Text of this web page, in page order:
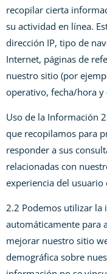
recopilar cierta
su actividad en línea.
dirección IP, tipo de
Internet, páginas de
nuestro sitio (por
operativo, fecha/hora y
Uso de la Información
que recopilamos para
responder a sus
relacionadas con
experiencia del
2.2 Podemos utilizar la
automáticamente para
mejorar nuestro sitio
demográfica sobre